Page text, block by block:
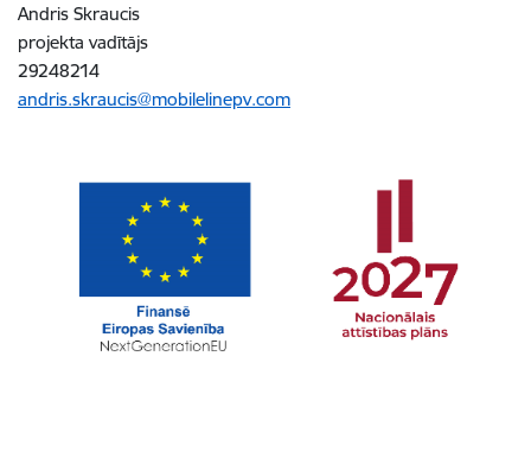
Andris Skraucis
projekta vadītājs
29248214
andris.skraucis@mobilelinepv.com